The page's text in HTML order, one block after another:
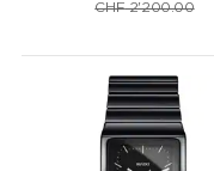
CHF2'200.00